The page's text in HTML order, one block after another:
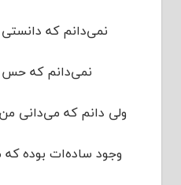
نمی‌دانم که دانستی
نمی‌دانم که حس
ولی دانم که می‌دانی
وجود ساده‌ات بوده